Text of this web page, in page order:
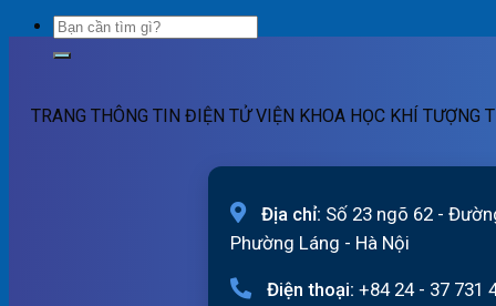
TRANG THÔNG TIN ĐIỆN TỬ VIỆN KHOA HỌC KHÍ TƯỢNG
Địa chỉ: Số 23 ngõ 62 -
Phường Láng - Hà Nội
Điện thoại: +84 24 - 37 731